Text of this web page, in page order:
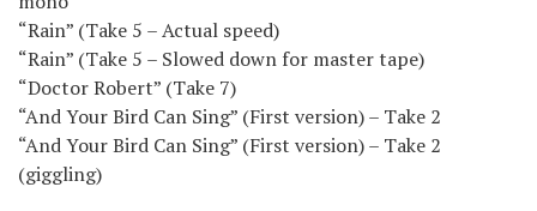
“Rain” (Take 5 – Actual speed)
“Rain” (Take 5 – Slowed down for master tape)
“Doctor Robert” (Take 7)
“And Your Bird Can Sing” (First version) – Take 2
“And Your Bird Can Sing” (First version) – Take 2
(giggling)